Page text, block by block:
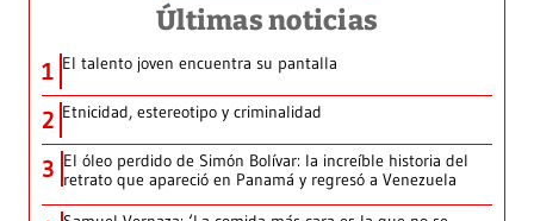
Últimas noticias
1 El talento joven encuentra su pantalla​
2 Etnicidad, estereotipo y criminalidad
3 El óleo perdido de Simón Bolívar: la increíble historia del
retrato que apareció en Panamá y regresó a Venezuela